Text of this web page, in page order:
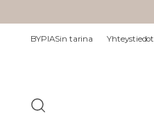
BYPIASin tarina Yhteystiedot